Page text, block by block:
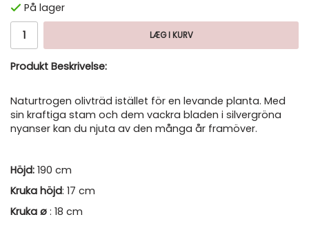
På lager
LÆG I KURV
Produkt Beskrivelse:
Naturtrogen olivträd istället för en levande planta. Med
sin kraftiga stam och dem vackra bladen i silvergröna
nyanser kan du njuta av den många år framöver.
Höjd: 190 cm
Kruka höjd: 17 cm
Kruka ø : 18 cm